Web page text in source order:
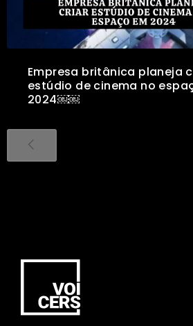
Empresa britânica planeja
estúdio de cinema no
2024￼￼